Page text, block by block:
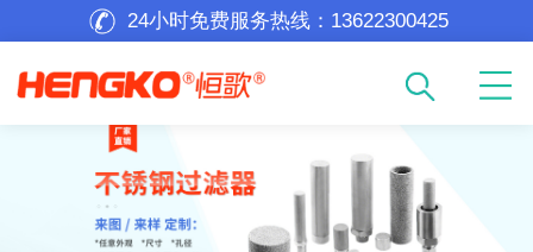
24小时免费服务热线： 13622300425